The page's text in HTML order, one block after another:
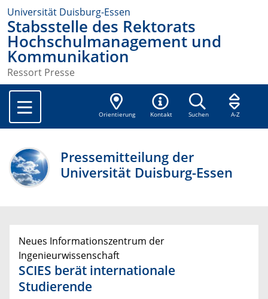
Universität Duisburg-Essen
Stabsstelle des Rektorats
Hochschulmanagement und
Kommunikation
Ressort Presse
Orientierung Kontakt Suchen A-Z
Pressemitteilung der
Universität Duisburg-Essen
Neues Informationszentrum der
Ingenieurwissenschaft
SCIES berät internationale
Studierende